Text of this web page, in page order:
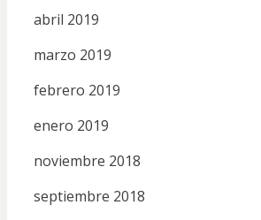
abril 2019
marzo 2019
febrero 2019
enero 2019
noviembre 2018
septiembre 2018